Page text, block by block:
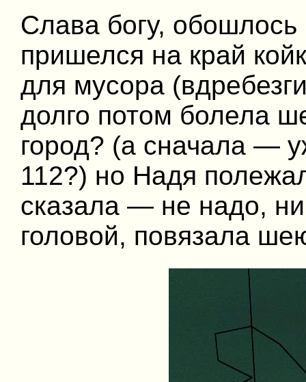
Слава богу,
пришелся на край
для мусора
долго потом болела
город? (а сначала —
112?) но Надя
сказала — не надо,
головой, повязала